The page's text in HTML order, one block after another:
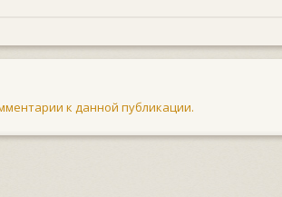
к данной публикации.